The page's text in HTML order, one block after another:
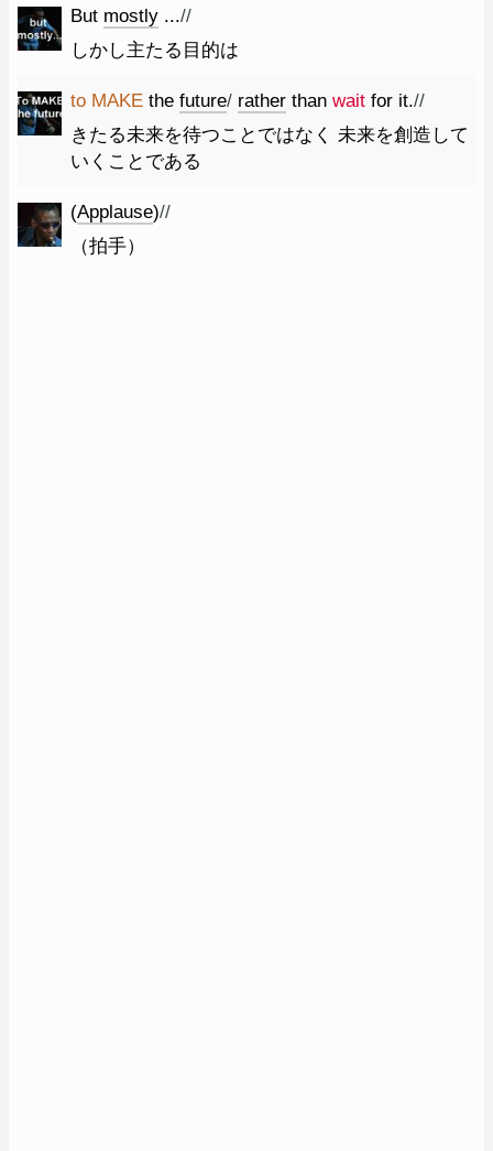
But mostly ...//
しかし主たる目的は
to MAKE the future/ rather than wait for it.//
きたる未来を待つことではなく 未来を創造して
いくことである
(Applause)//
（拍手）